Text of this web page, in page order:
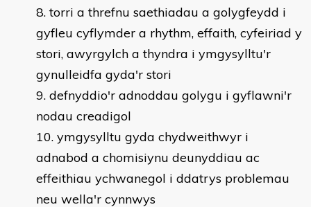
torri a threfnu saethiadau a golygfeydd i
gyfleu cyflymder a rhythm, effaith, cyfeiriad y
stori, awyrgylch a thyndra i ymgysylltu'r
gynulleidfa gyda'r stori
defnyddio'r adnoddau golygu i gyflawni'r
nodau creadigol
ymgysylltu gyda chydweithwyr i
adnabod a chomisiynu deunyddiau ac
effeithiau ychwanegol i ddatrys problemau
neu wella'r cynnwys